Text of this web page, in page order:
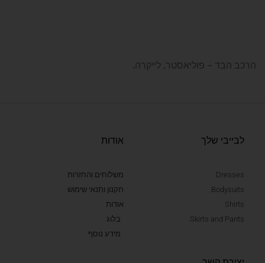
הרכב הבד – פוליאסטר, לייקרה.
לבייבי שלך
Dresses
Bodysuits
Shirts
Skirts and Pants
אודות
משלוחים והחזרות
תקנון ותנאי שימוש
אודות
בלוג
מידע נוסף